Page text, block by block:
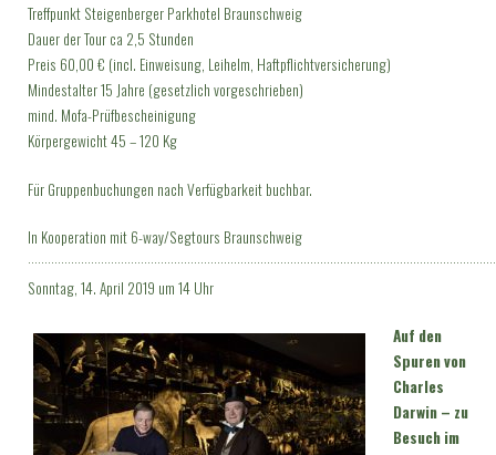
Treffpunkt Steigenberger Parkhotel Braunschweig
Dauer der Tour ca 2,5 Stunden
Preis 60,00 € (incl. Einweisung, Leihelm, Haftpflichtversicherung)
Mindestalter 15 Jahre (gesetzlich vorgeschrieben)
mind. Mofa-Prüfbescheinigung
Körpergewicht 45 – 120 Kg
Für Gruppenbuchungen nach Verfügbarkeit buchbar.
In Kooperation mit 6-way/Segtours Braunschweig
Sonntag, 14. April 2019 um 14 Uhr
Auf den
Spuren von
Charles
Darwin – zu
Besuch im